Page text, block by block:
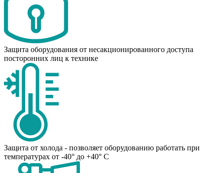
Защита оборудования от несакционированного доступа
посторонних лиц к технике
Защита от холода - позволяет оборудованию работать при
температурах от -40° до +40° C